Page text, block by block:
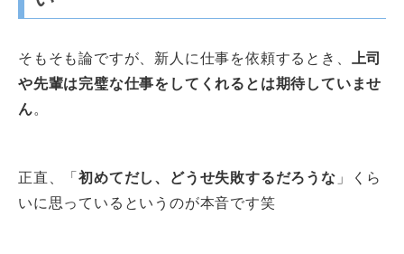
そもそも論ですが、新人に仕事を依頼するとき、
上司
や先輩は完璧な仕事をしてくれるとは期待していませ
ん。
正直、「初めてだし、どうせ失敗するだろうな 」くら
いに思っているというのが本音です笑